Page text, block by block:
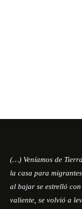
(…) Veníamos de
la casa para
al bajar se estrelló
valiente, se volvió a